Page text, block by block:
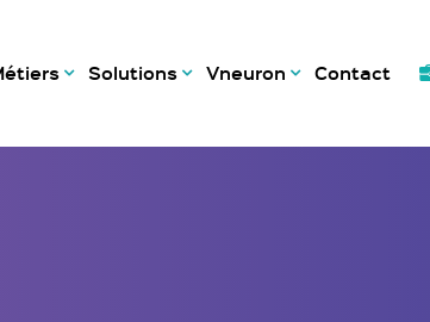
Solutions Vneuron Contact